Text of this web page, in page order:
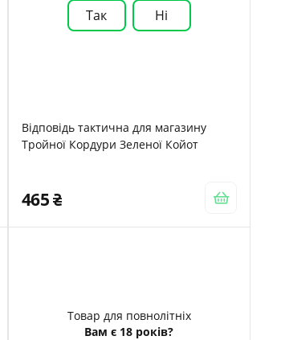
Так Ні
Відповідь тактична для магазину
Тройної Кордури Зеленої Койот
465
Товар для повнолітніх
Вам є 18 років?